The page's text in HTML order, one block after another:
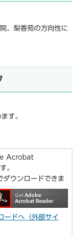
、梨香苑の方向性に
す。
Acrobat
。
ウンロードできま
ドへ（外部サイ